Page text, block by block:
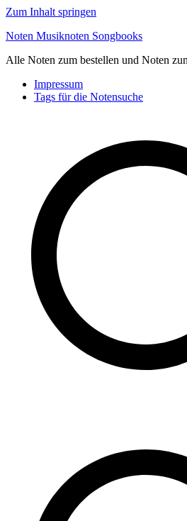
Zum Inhalt springen
Noten Musiknoten Songbooks
Alle Noten zum bestellen und Noten
Impressum
Tags für die Notensuche